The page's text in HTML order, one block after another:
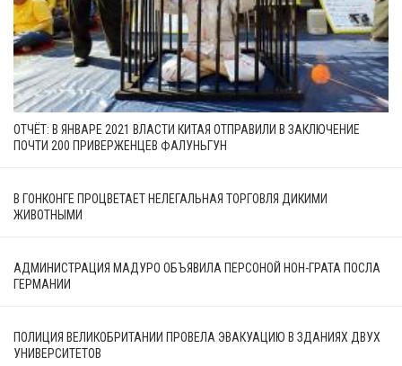
ОТЧЁТ: В ЯНВАРЕ 2021 ВЛАСТИ КИТАЯ ОТПРАВИЛИ В ЗАКЛЮЧЕНИЕ
ПОЧТИ 200 ПРИВЕРЖЕНЦЕВ ФАЛУНЬГУН
В ГОНКОНГЕ ПРОЦВЕТАЕТ НЕЛЕГАЛЬНАЯ ТОРГОВЛЯ ДИКИМИ
ЖИВОТНЫМИ
АДМИНИСТРАЦИЯ МАДУРО ОБЪЯВИЛА ПЕРСОНОЙ НОН-ГРАТА ПОСЛА
ГЕРМАНИИ
ПОЛИЦИЯ ВЕЛИКОБРИТАНИИ ПРОВЕЛА ЭВАКУАЦИЮ В ЗДАНИЯХ ДВУХ
УНИВЕРСИТЕТОВ